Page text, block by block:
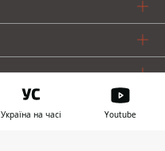
Україна на часі Youtube